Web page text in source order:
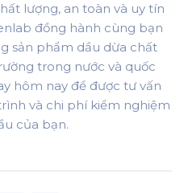
lượng, an toàn và uy tín
đồng hành cùng bạn
sản phẩm dầu dừa chất
trong nước và quốc
hôm nay để được tư vấn
và chi phí kiểm nghiệm
của bạn.